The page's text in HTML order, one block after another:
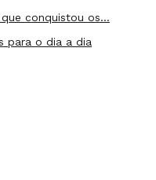
que conquistou os…
para o dia a dia